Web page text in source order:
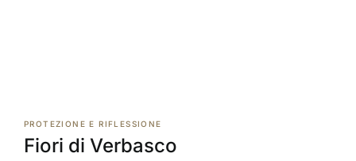
PROTEZIONE E RIFLESSIONE
Fiori di Verbasco